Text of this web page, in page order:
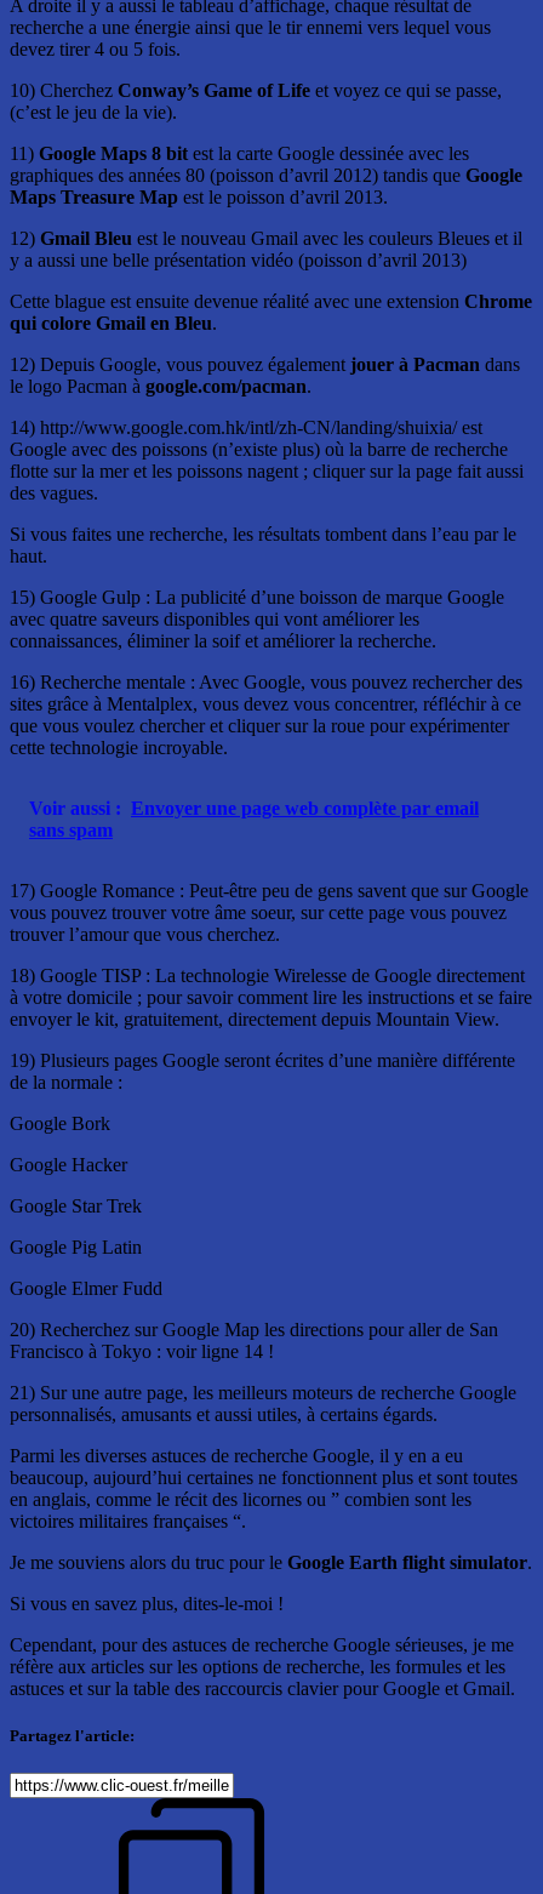
A droite il y a aussi le tableau d’affichage, chaque résultat de
recherche a une énergie ainsi que le tir ennemi vers lequel vous
devez tirer 4 ou 5 fois.
10) Cherchez Conway’s Game of Life et voyez ce qui se passe,
(c’est le jeu de la vie).
11) Google Maps 8 bit est la carte Google dessinée avec les
graphiques des années 80 (poisson d’avril 2012) tandis que Google
Maps Treasure Map est le poisson d’avril 2013.
12) Gmail Bleu est le nouveau Gmail avec les couleurs Bleues et il
y a aussi une belle présentation vidéo (poisson d’avril 2013)
Cette blague est ensuite devenue réalité avec une extension Chrome
qui colore Gmail en Bleu.
12) Depuis Google, vous pouvez également jouer à Pacman dans
le logo Pacman à google.com/pacman.
14) http://www.google.com.hk/intl/zh-CN/landing/shuixia/ est
Google avec des poissons (n’existe plus) où la barre de recherche
flotte sur la mer et les poissons nagent ; cliquer sur la page fait aussi
des vagues.
Si vous faites une recherche, les résultats tombent dans l’eau par le
haut.
15) Google Gulp : La publicité d’une boisson de marque Google
avec quatre saveurs disponibles qui vont améliorer les
connaissances, éliminer la soif et améliorer la recherche.
16) Recherche mentale : Avec Google, vous pouvez rechercher des
sites grâce à Mentalplex, vous devez vous concentrer, réfléchir à ce
que vous voulez chercher et cliquer sur la roue pour expérimenter
cette technologie incroyable.
Voir aussi : Envoyer une page web complète par email
sans spam
17) Google Romance : Peut-être peu de gens savent que sur Google
vous pouvez trouver votre âme soeur, sur cette page vous pouvez
trouver l’amour que vous cherchez.
18) Google TISP : La technologie Wirelesse de Google directement
à votre domicile ; pour savoir comment lire les instructions et se faire
envoyer le kit, gratuitement, directement depuis Mountain View.
19) Plusieurs pages Google seront écrites d’une manière différente
de la normale :
Google Bork
Google Hacker
Google Star Trek
Google Pig Latin
Google Elmer Fudd
20) Recherchez sur Google Map les directions pour aller de San
Francisco à Tokyo : voir ligne 14 !
21) Sur une autre page, les meilleurs moteurs de recherche Google
personnalisés, amusants et aussi utiles, à certains égards.
Parmi les diverses astuces de recherche Google, il y en a eu
beaucoup, aujourd’hui certaines ne fonctionnent plus et sont toutes
en anglais, comme le récit des licornes ou ” combien sont les
victoires militaires françaises “.
Je me souviens alors du truc pour le Google Earth flight simulator.
Si vous en savez plus, dites-le-moi !
Cependant, pour des astuces de recherche Google sérieuses, je me
réfère aux articles sur les options de recherche, les formules et les
astuces et sur la table des raccourcis clavier pour Google et Gmail.
Partagez l'article: